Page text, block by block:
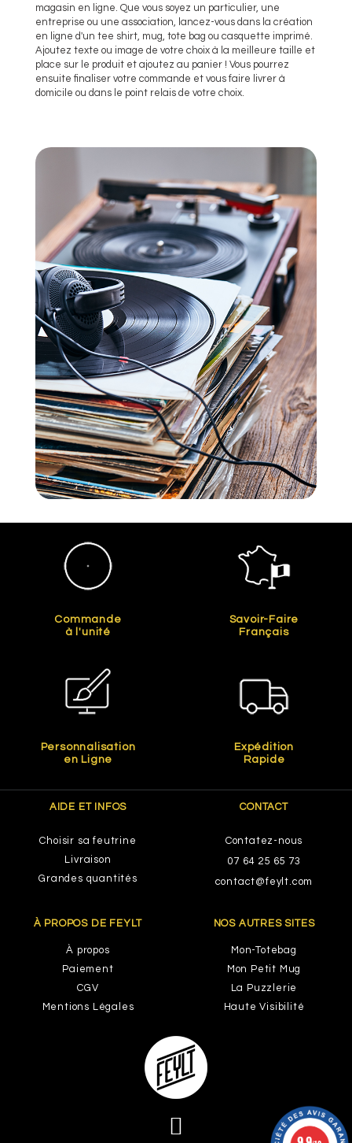
magasin en ligne. Que vous soyez un particulier, une
entreprise ou une association, lancez-vous dans la création
en ligne d'un tee shirt, mug, tote bag ou casquette imprimé.
Ajoutez texte ou image de votre choix à la meilleure taille et
place sur le produit et ajoutez au panier ! Vous pourrez
ensuite finaliser votre commande et vous faire livrer à
domicile ou dans le point relais de votre choix.
Commande
à l'unité
Savoir-Faire
Français
Personnalisation
en Ligne
Expédition
Rapide
AIDE ET INFOS
Choisir sa feutrine
Livraison
Grandes quantités
CONTACT
Contatez-nous
07 64 25 65 73
contact@feylt.com
À PROPOS DE FEYLT
À propos
Paiement
CGV
Mentions Légales
NOS AUTRES SITES
Mon-Totebag
Mon Petit Mug
La Puzzlerie
Haute Visibilité